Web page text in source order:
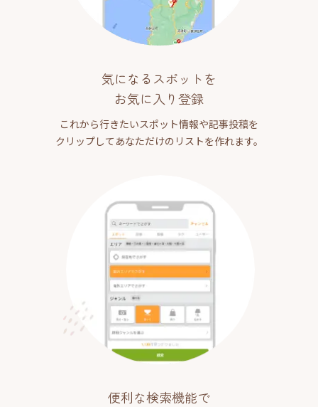
気になるスポットを
お気に入り登録
これから行きたいスポット情報や記事投稿を
クリップしてあなただけのリストを作れます。
便利な検索機能で